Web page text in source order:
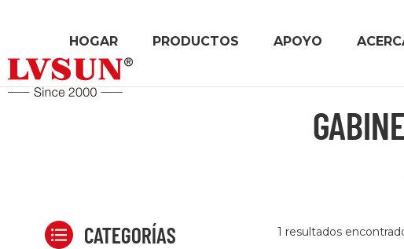
HOGAR PRODUCTOS APOYO
1 resultados
CATEGORÍAS